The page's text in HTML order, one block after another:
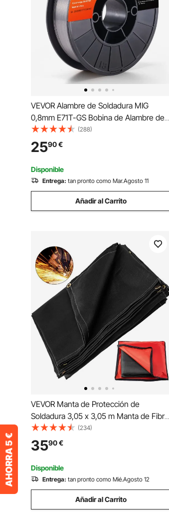
VEVOR Alambre de Soldadura MIG
0,8mm E71T-GS Bobina de Alambre de
Soldadura de Núcleo Fundente Acero
Blando sin Gas 200mm Resistencia a
Tracción 560 MPa Arco Estable de Baja
Salpicadura para Soldadura
(288)
2590€
Disponible
Entrega: tan pronto como Mar.Agosto 11
Añadir al Carrito
VEVOR Manta de Protección de
Soldadura 3,05 x 3,05 m Manta de Fibra
de Vidrio Espesor de 0,43 mm Manta
Ignífuga Resistente Color Negro
(234)
3590€
Disponible
Entrega: tan pronto como Mié.Agosto 12
Añadir al Carrito